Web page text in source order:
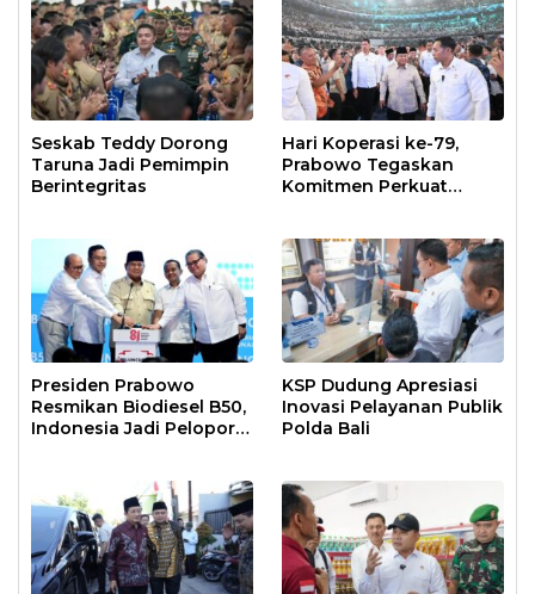
Seskab Teddy Dorong
Taruna Jadi Pemimpin
Berintegritas
Hari Koperasi ke-79,
Prabowo Tegaskan
Komitmen Perkuat
Presiden Prabowo
Resmikan Biodiesel B50,
Indonesia Jadi Pelopor
KSP Dudung Apresiasi
Inovasi Pelayanan Publik
Polda Bali